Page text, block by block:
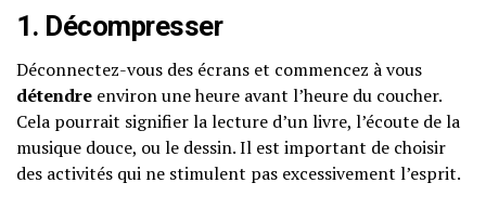
1. Décompresser
Déconnectez-vous des écrans et commencez à vous
détendre environ une heure avant l’heure du coucher.
Cela pourrait signifier la lecture d’un livre, l’écoute de la
musique douce, ou le dessin. Il est important de choisir
des activités qui ne stimulent pas excessivement l’esprit.